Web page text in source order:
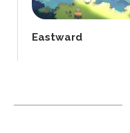
Eastward